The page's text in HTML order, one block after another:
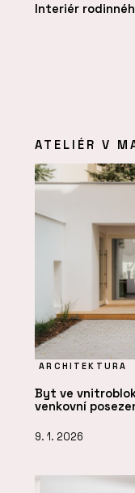
Interiér
ATELIÉR V
ARCHITEKTURA
Byt ve
venkovní
9. 1. 2026